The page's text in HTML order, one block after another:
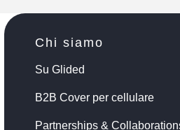
Chi siamo
Su Glided
B2B Cover per cellulare
Partnerships &